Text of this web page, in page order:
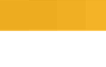
Fruta Deshidratada